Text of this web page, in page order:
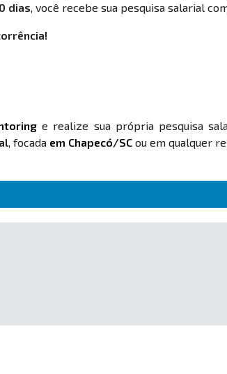
dias, você recebe sua pesquisa salarial
e realize sua própria pesquisa
, focada em Chapecó/SCou em qualquer